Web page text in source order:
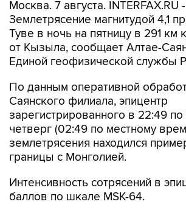
Туве в ночь на пятницу в 291 км
от Кызыла, сообщает Алтае-
Единой геофизической службы
По данным оперативной
зарегистрированного в 22:49
четверг (02:49 по местному
землетрясения находился
границы с Монголией.
Интенсивность сотрясений в
ГУ МЧС России по региону